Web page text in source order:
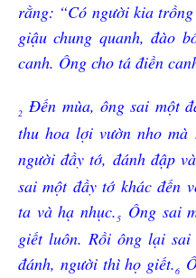
rằng: “Có người kia
giậu chung quanh, đào
canh. Ông cho tá điền
2 Đến mùa, ông sai một
thu hoa lợi vườn nho mà
người đầy tớ, đánh đập
sai một đầy tớ khác đến
ta và hạ nhục. 5
Ông sai
giết luôn. Rồi ông lại
đánh, người thì họ giết.6